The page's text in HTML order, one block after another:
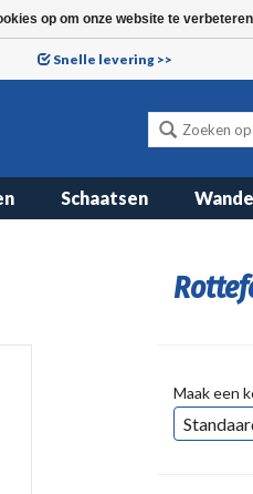
Snelle levering >>
Schaatsen
Maak een
op om onze website te